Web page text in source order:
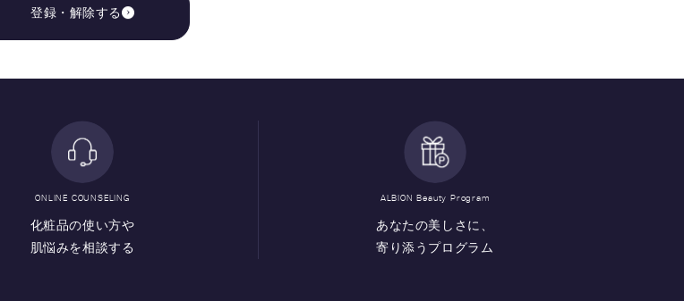
登録・解除する
ONLINE COUNSELING
化粧品の使い方や
肌悩みを相談する
ALBION Beauty Program
あなたの美しさに、
寄り添うプログラム